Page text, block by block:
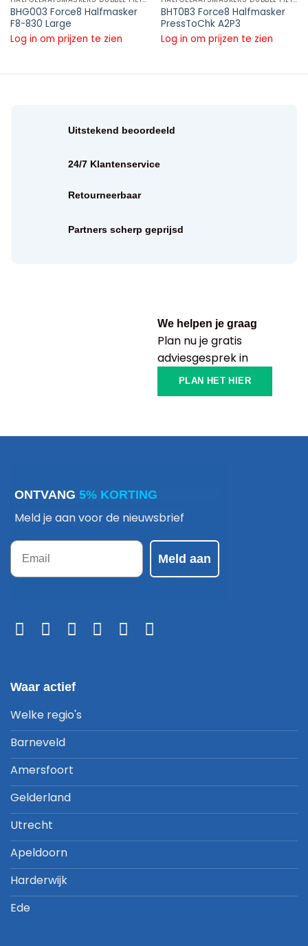
BHG003 Force8 Halfmasker
F8-830 Large
Log in om prijzen te zien
BHT0B3 Force8 Halfmasker
PressToChk A2P3
Log in om prijzen te zien
We helpen je graag
Plan nu je gratis
adviesgesprek in
PLAN HET HIER
Uitstekend beoordeeld
24/7 Klantenservice
Retourneerbaar
Partners scherp geprijsd
ONTVANG 5% KORTING
Meld je aan voor de nieuwsbrief
Email
Meld aan
Waar actief
Welke regio's
Barneveld
Amersfoort
Gelderland
Utrecht
Apeldoorn
Harderwijk
Ede